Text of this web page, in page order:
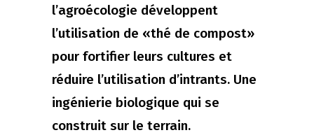
l’agroécologie développent
l’utilisation de «thé de compost»
pour fortifier leurs cultures et
réduire l’utilisation d’intrants. Une
ingénierie biologique qui se
construit sur le terrain.